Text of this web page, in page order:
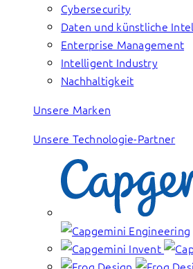
Cybersecurity
Daten und künstliche
Enterprise Management
Intelligent Industry
Nachhaltigkeit
Unsere Marken
Unsere Technologie-Partner